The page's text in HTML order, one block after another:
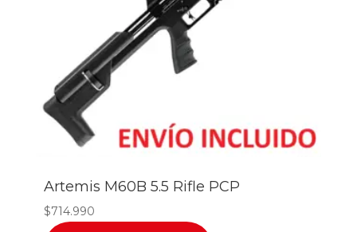
Artemis M60B 5.5 Rifle PCP
$714.990